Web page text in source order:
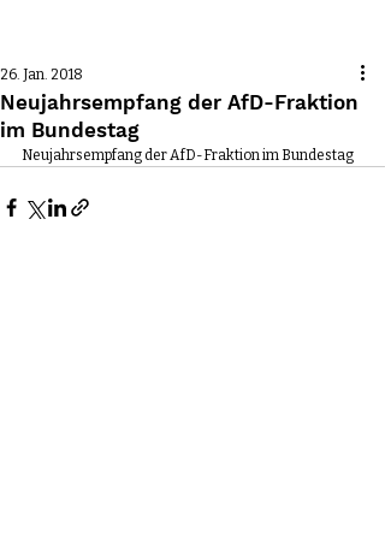
Neujahrsempfang der AfD-Fraktion
im Bundestag
26. Jan. 2018
Neujahrsempfang der AfD-Fraktion im Bundestag